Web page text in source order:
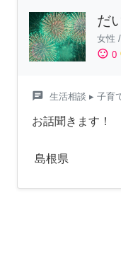
だ
女性 /
sentiment_satisfied 0
chat 生活相談 ▸ 子育
お話聞きます！
島根県